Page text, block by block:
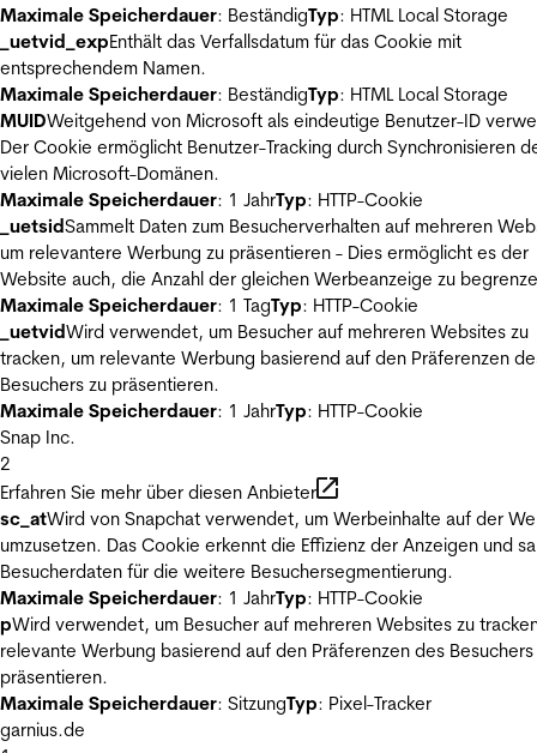
Maximale Speicherdauer: BeständigTyp: HTML Local Storage
_uetvid_expEnthält das Verfallsdatum für das Cookie mit
entsprechendem Namen.
Maximale Speicherdauer: BeständigTyp: HTML Local Storage
MUIDWeitgehend von Microsoft als eindeutige Benutzer-ID
Der Cookie ermöglicht Benutzer-Tracking durch Synchronisieren
vielen Microsoft-Domänen.
Maximale Speicherdauer: 1 JahrTyp: HTTP-Cookie
_uetsidSammelt Daten zum Besucherverhalten auf mehreren
um relevantere Werbung zu präsentieren - Dies ermöglicht es der
Website auch, die Anzahl der gleichen Werbeanzeige zu
Maximale Speicherdauer: 1 TagTyp: HTTP-Cookie
_uetvidWird verwendet, um Besucher auf mehreren Websites zu
tracken, um relevante Werbung basierend auf den Präferenzen
Besuchers zu präsentieren.
Maximale Speicherdauer: 1 JahrTyp: HTTP-Cookie
Snap Inc.
2
Erfahren Sie mehr über diesen Anbieter
sc_atWird von Snapchat verwendet, um Werbeinhalte auf der
umzusetzen. Das Cookie erkennt die Effizienz der Anzeigen und
Besucherdaten für die weitere Besuchersegmentierung.
Maximale Speicherdauer: 1 JahrTyp: HTTP-Cookie
pWird verwendet, um Besucher auf mehreren Websites zu
relevante Werbung basierend auf den Präferenzen des Besuchers
präsentieren.
Maximale Speicherdauer: SitzungTyp: Pixel-Tracker
garnius.de